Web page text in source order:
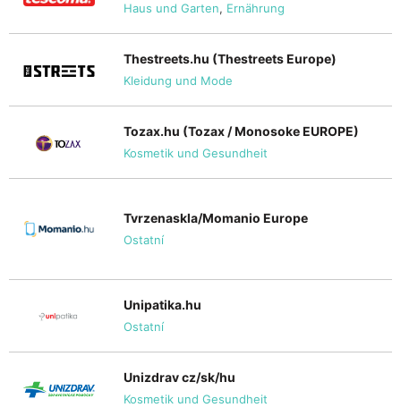
Haus und Garten, Ernährung
Thestreets.hu (Thestreets Europe)
Kleidung und Mode
Tozax.hu (Tozax / Monosoke EUROPE)
Kosmetik und Gesundheit
Tvrzenaskla/Momanio Europe
Ostatní
Unipatika.hu
Ostatní
Unizdrav cz/sk/hu
Kosmetik und Gesundheit